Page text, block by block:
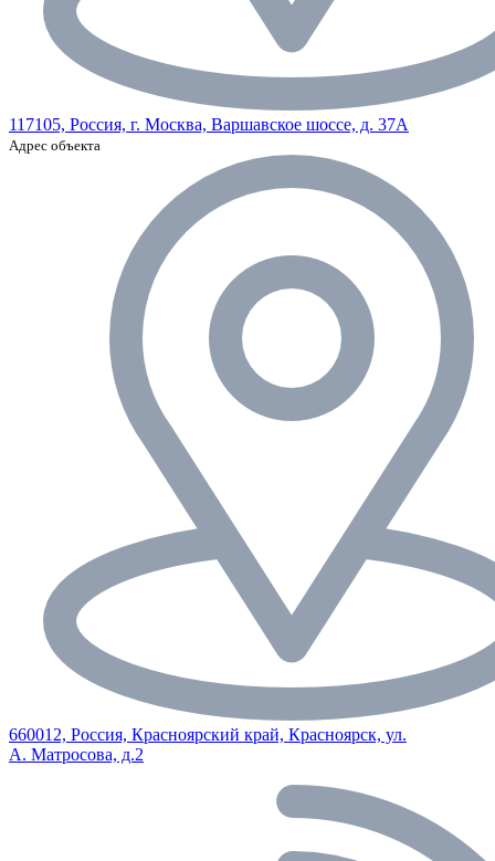
117105, Россия, г. Москва, Варшавское шоссе, д. 37А
Адрес объекта
660012, Россия, Красноярский край, Красноярск, ул.
А. Матросова, д.2